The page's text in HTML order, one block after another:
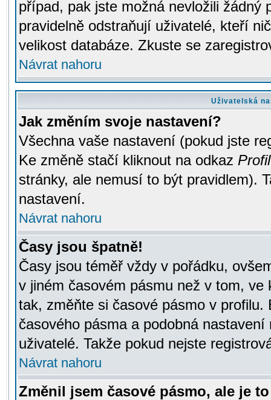
případ, pak jste možná nevložili žádný
pravidelně odstraňují uživatelé, kteří
velikost databáze. Zkuste se
Návrat nahoru
Uživatelská
Jak změním svoje nastavení?
Všechna vaše nastavení (pokud jste
Ke změně stačí kliknout na odkaz Profil
stránky, ale nemusí to být pravidlem).
nastavení.
Návrat nahoru
Časy jsou špatně!
Časy jsou téměř vždy v pořádku,
v jiném časovém pásmu než v tom,
tak, změňte si časové pásmo v
časového pásma a podobná
uživatelé. Takže pokud nejste
Návrat nahoru
Změnil jsem časové pásmo, ale je